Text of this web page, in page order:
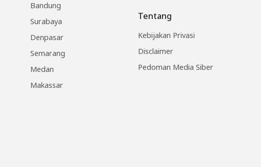
Bandung
Surabaya
Denpasar
Semarang
Medan
Makassar
Tentang
Kebijakan Privasi
Disclaimer
Pedoman Media Siber